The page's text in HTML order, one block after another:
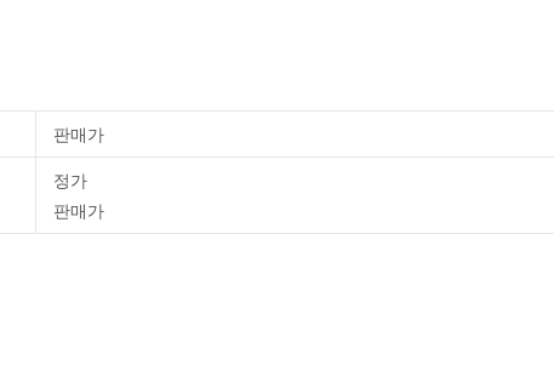
판매가
정가
판매가